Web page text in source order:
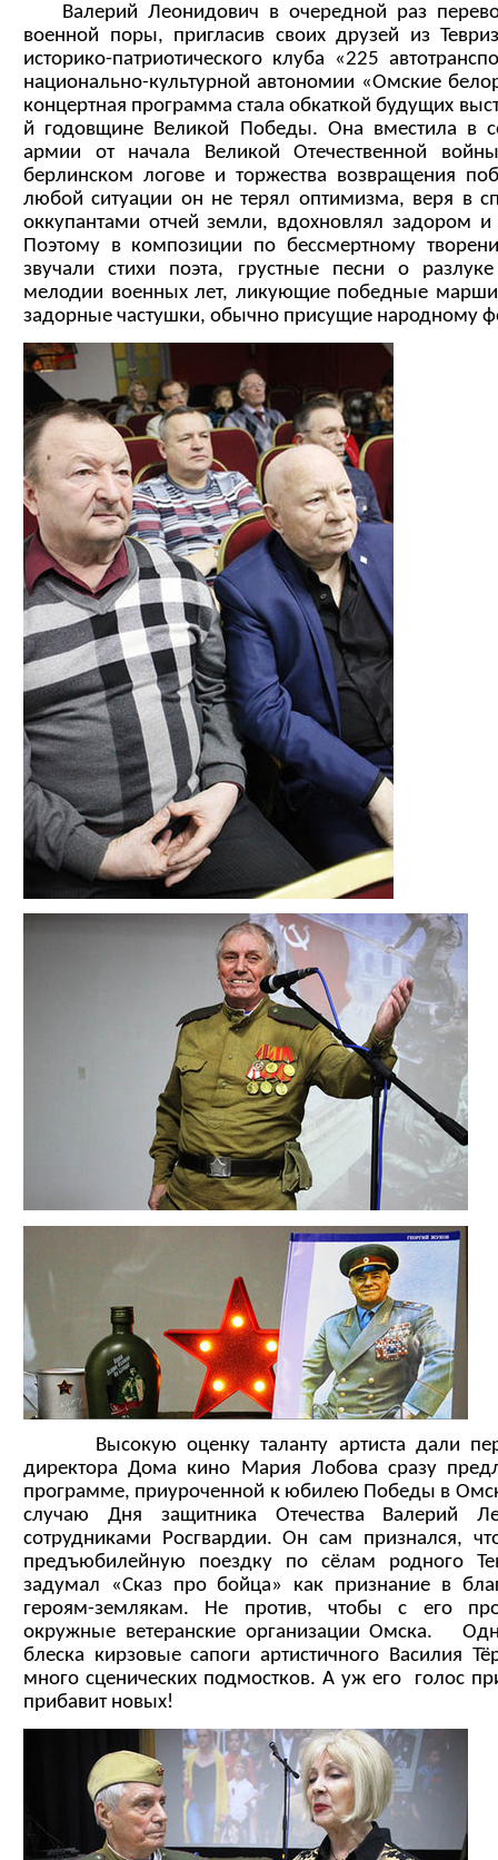
Валерий Леонидович в очередной раз
военной поры, пригласив своих друзей из
историко-патриотического клуба «225
национально-культурной автономии «Омские
концертная программа стала обкаткой будущих
й годовщине Великой Победы. Она вместила в
армии от начала Великой Отечественной
берлинском логове и торжества возвращения
любой ситуации он не терял оптимизма, веря в
оккупантами отчей земли, вдохновлял задором
Поэтому в композиции по бессмертному
звучали стихи поэта, грустные песни о
мелодии военных лет, ликующие победные
задорные частушки, обычно присущие народному
Высокую оценку таланту артиста дали
директора Дома кино Мария Лобова сразу
программе, приуроченной к юбилею Победы в
случаю Дня защитника Отечества Валерий
сотрудниками Росгвардии. Он сам признался,
предъюбилейную поездку по сёлам родного
задумал «Сказ про бойца» как признание в
героям-землякам. Не против, чтобы с его
окружные ветеранские организации Омска.
блеска кирзовые сапоги артистичного Василия
много сценических подмостков. А уж его голос
прибавит новых!